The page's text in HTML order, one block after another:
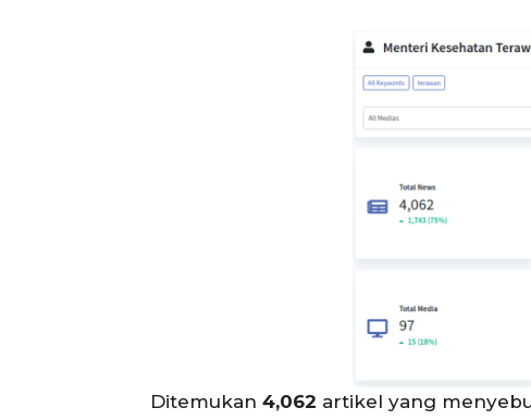
Ditemukan 4,062 artikel yang